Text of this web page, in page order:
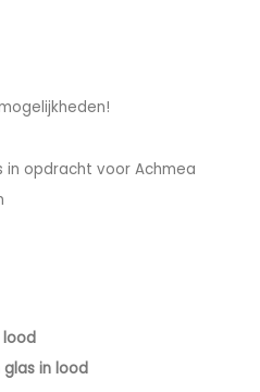
in opdracht voor Achmea
lood
in lood